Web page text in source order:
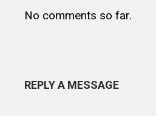
No comments so far.
REPLY A MESSAGE